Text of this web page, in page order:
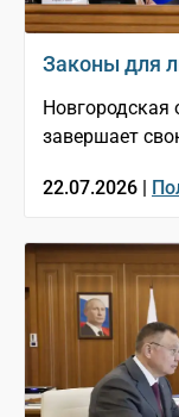
Законы для
Новгородская
завершает
22.07.2026 |